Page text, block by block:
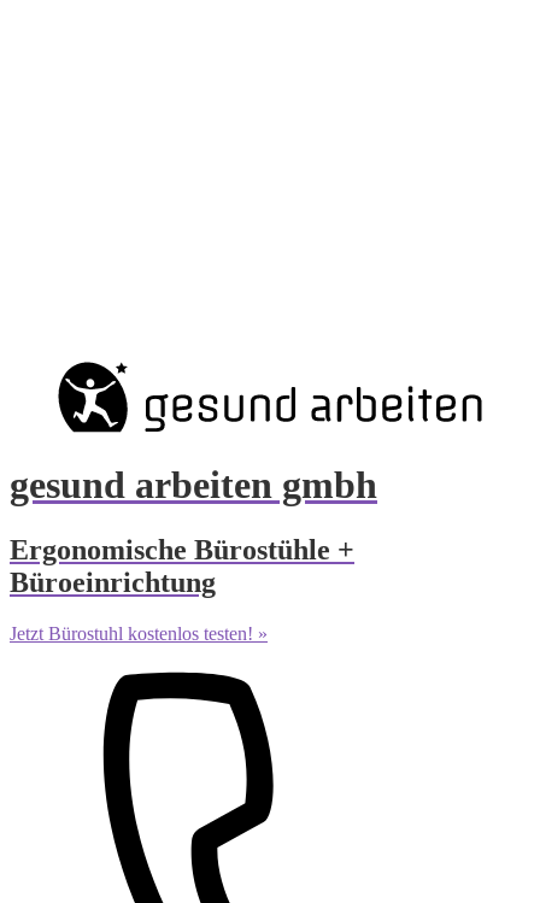
gesund arbeiten gmbh
Ergonomische Bürostühle +
Büroeinrichtung
Jetzt Bürostuhl kostenlos testen! »